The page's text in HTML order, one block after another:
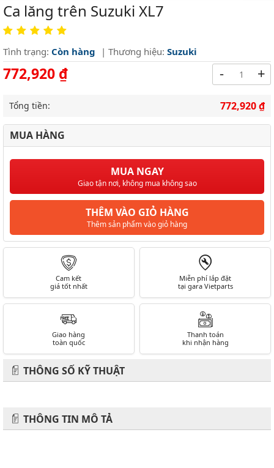
Ca lăng trên Suzuki XL7
Tình trạng: Còn hàng | Thương hiệu: Suzuki
772,920 ₫ - +
Tổng tiền: 772,920 ₫
MUA HÀNG
MUA NGAY
Giao tận nơi, không mua không sao
THÊM VÀO GIỎ HÀNG
Thêm sản phẩm vào giỏ hàng
Cam kết
giá tốt nhất
Miễn phí lắp đặt
tại gara Vietparts
Giao hàng
toàn quốc
Thanh toán
khi nhận hàng
THÔNG SỐ KỸ THUẬT
THÔNG TIN MÔ TẢ